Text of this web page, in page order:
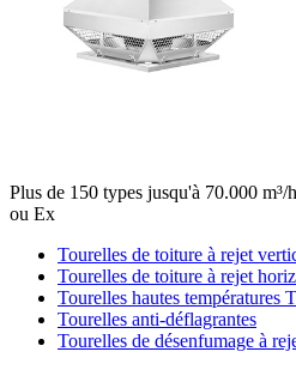
Plus de 150 types jusqu'à 70.000
ou Ex
Tourelles de toiture à rejet
Tourelles de toiture à rejet
Tourelles hautes températures
Tourelles anti-déflagrantes
Tourelles de désenfumage à